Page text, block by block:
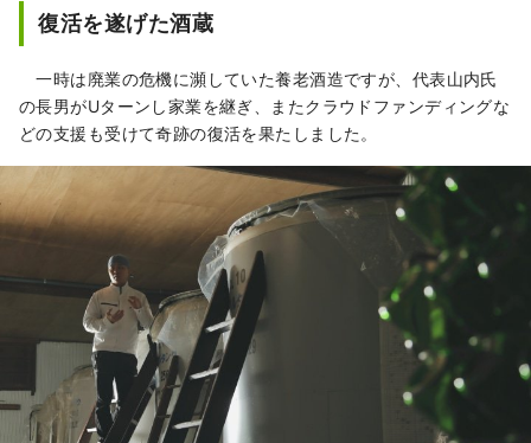
復活を遂げた酒蔵
一時は廃業の危機に瀕していた養老酒造ですが、代表山内氏
の長男がUターンし家業を継ぎ、またクラウドファンディングな
どの支援も受けて奇跡の復活を果たしました。